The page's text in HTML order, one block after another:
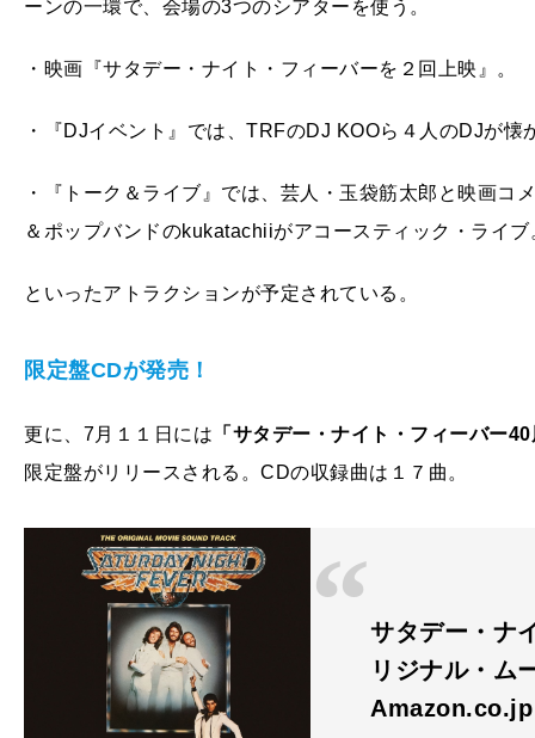
ーンの一環で、会場の3つのシアターを使う。
・映画『サタデー・ナイト・フィーバーを２回上映』。
・『DJイベント』では、TRFのDJ KOOら４人のDJが
・『トーク＆ライブ』では、芸人・玉袋筋太郎と映画コ
＆ポップバンドのkukatachiiがアコースティック・ライブ
といったアトラクションが予定されている。
限定盤CDが発売！
更に、7月１１日には 「サタデー・ナイト・フィーバー40
限定盤がリリースされる。CDの収録曲は１７曲。
サタデー・ナ
リジナル・ム
Amazon.co.jp